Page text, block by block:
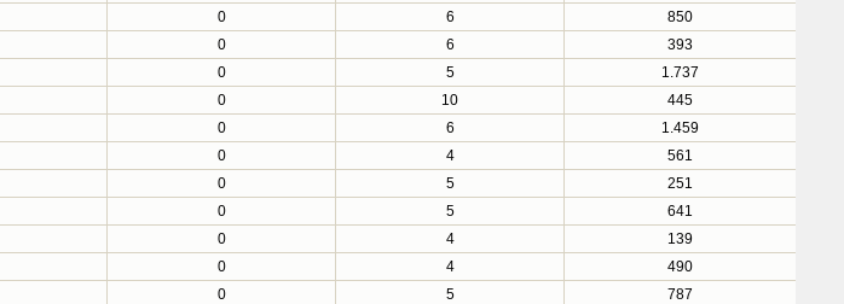
0 6
850
0 6
393
0 5
1.737
0 10
445
0 6
1.459
0 4
561
0 5
251
0 5
641
0 4
139
0 4
490
0 5
787